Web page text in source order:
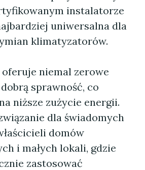
instalatorze
uniwersalna dla
klimatyzatorów.
oferuje niemal zerowe
sprawność, co
niższe zużycie energii.
dla świadomych
domów
i małych lokali, gdzie
zastosować